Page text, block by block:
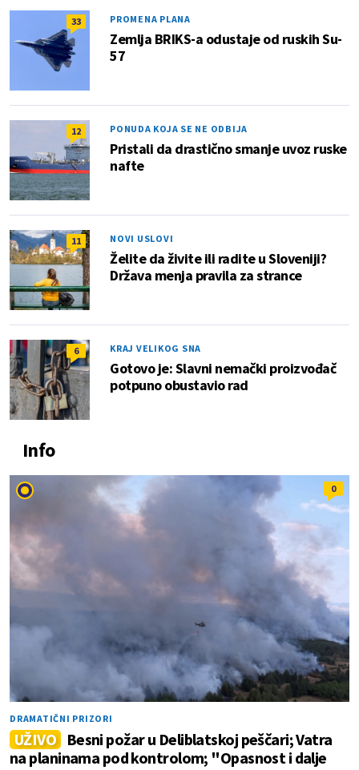
33 PROMENA PLANA
Zemlja BRIKS-a odustaje od ruskih Su-
57
12 PONUDA KOJA SE NE ODBIJA
Pristali da drastično smanje uvoz ruske
nafte
11 NOVI USLOVI
Želite da živite ili radite u Sloveniji?
Država menja pravila za strance
6 KRAJ VELIKOG SNA
Gotovo je: Slavni nemački proizvođač
potpuno obustavio rad
Info
0
DRAMATIČNI PRIZORI
UŽIVO Besni požar u Deliblatskoj peščari; Vatra
na planinama pod kontrolom; "Opasnost i dalje